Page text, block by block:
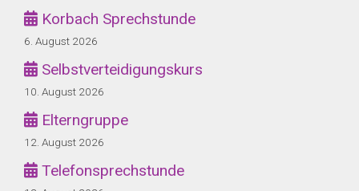
Korbach Sprechstunde
6. August 2026
Selbstverteidigungskurs
10. August 2026
Elterngruppe
12. August 2026
Telefonsprechstunde